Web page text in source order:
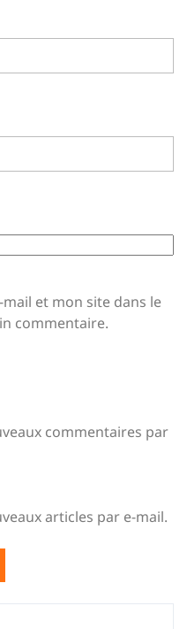
et mon site dans le
commentaire.
commentaires par
articles par e-mail.